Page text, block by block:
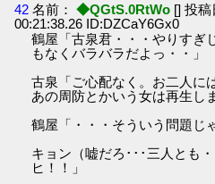
42 名前： ◆QGtS.0RtWo [] 投稿
00:21:38.26 ID:DZCaY6Gx0
鶴屋「古泉君・・・やりすぎ
もなくバラバラだよっ・・」
古泉「ご心配なく。お二人に
あの周防とかいう女は再生し
鶴屋「・・・そういう問題じ
キョン（嘘だろ･･･三人とも
ヒ！！」